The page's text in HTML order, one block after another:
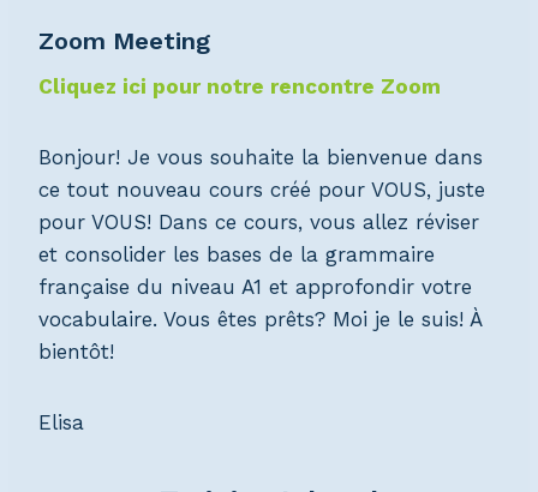
Zoom Meeting
Cliquez ici pour notre rencontre Zoom
Bonjour! Je vous souhaite la bienvenue dans
ce tout nouveau cours créé pour VOUS, juste
pour VOUS! Dans ce cours, vous allez réviser
et consolider les bases de la grammaire
française du niveau A1 et approfondir votre
vocabulaire. Vous êtes prêts? Moi je le suis! À
bientôt!
Elisa